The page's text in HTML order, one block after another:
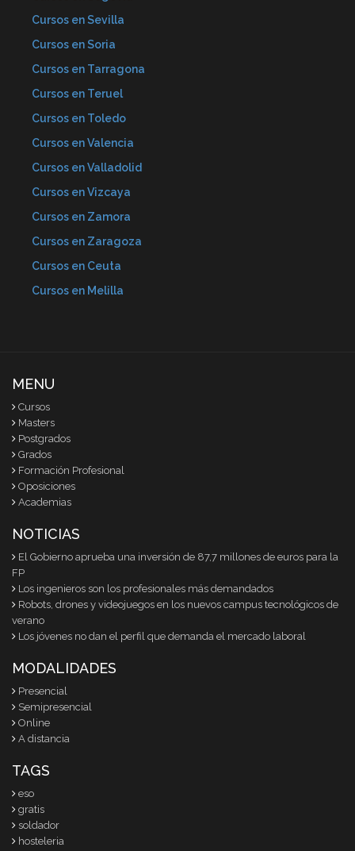
Cursos en Sevilla
Cursos en Soria
Cursos en Tarragona
Cursos en Teruel
Cursos en Toledo
Cursos en Valencia
Cursos en Valladolid
Cursos en Vizcaya
Cursos en Zamora
Cursos en Zaragoza
Cursos en Ceuta
Cursos en Melilla
MENU
Cursos
Masters
Postgrados
Grados
Formación Profesional
Oposiciones
Academias
NOTICIAS
El Gobierno aprueba una inversión de 87,7 millones de euros para la
FP
Los ingenieros son los profesionales más demandados
Robots, drones y videojuegos en los nuevos campus tecnológicos de
verano
Los jóvenes no dan el perfil que demanda el mercado laboral
MODALIDADES
Presencial
Semipresencial
Online
A distancia
TAGS
eso
gratis
soldador
hosteleria